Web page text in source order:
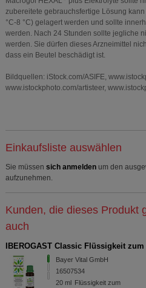
Statistik & Tracking:
Informationen über die Art
unserer Website sammeln,
Website weiter für Sie
auf unserer Website aber
Bitte beachten Sie, dass
Dritte wie z.B. Google oder
zubereitete gebrauchsfertige Lösung
°C-8 °C) gelagert werden und sollte
werden. Nach 24 Stunden sollte jegliche
werden. Sie dürfen dieses Arzneimittel
dass ein Beutel beschädigt ist.
Bildquellen: iStock.com/ASIFE,
www.istockphoto.com/artisteer,
Einkaufsliste auswählen
Sie müssen sich anmelden um den
aufzunehmen.
Kunden, die dieses Produkt
auch
IBEROGAST Classic Flüssigkeit
Bayer Vital GmbH
16507534
20 ml Flüssigkeit zum